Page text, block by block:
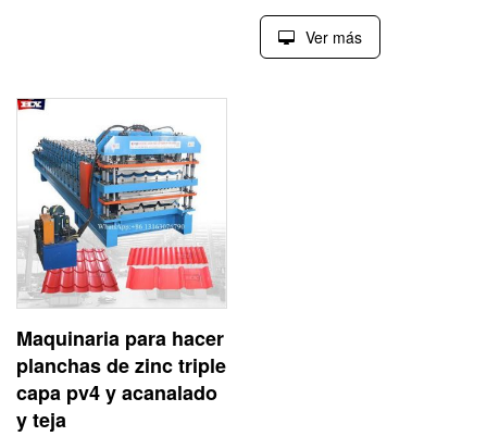
Ver más
Maquinaria para hacer
planchas de zinc triple
capa pv4 y acanalado
y teja